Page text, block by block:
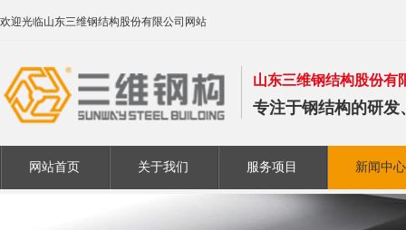
欢迎光临山东三维钢结构股份有限公司网站
山东三维钢结构股份有
专注于钢结构的研发
网站首页 关于我们 服务项目 新闻中心